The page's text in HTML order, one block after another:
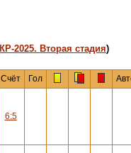
КР-2025. Вторая стадия)
Счёт Гол
6:5